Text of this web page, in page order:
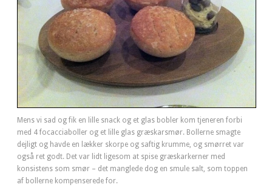
Mens vi sad og fik en lille snack og et glas bobler kom tjeneren forbi
med 4 focacciaboller og et lille glas græskarsmør. Bollerne smagte
dejligt og havde en lækker skorpe og saftig krumme, og smørret var
også ret godt. Det var lidt ligesom at spise græskarkerner med
konsistens som smør – det manglede dog en smule salt, som toppen
af bollerne kompenserede for.